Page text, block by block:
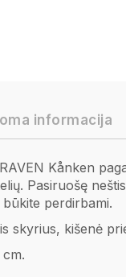
informacija
Kånken
Pasiruošę
perdirbami.
skyrius, kišenė